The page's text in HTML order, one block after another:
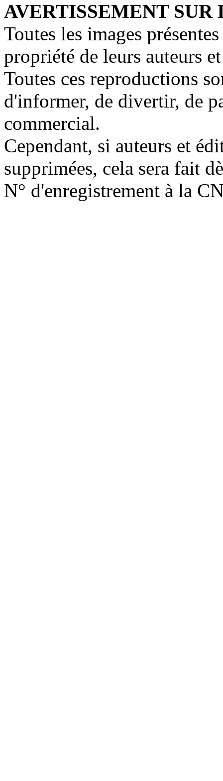
AVERTISSEMENT
Toutes les images
propriété de leurs auteurs
Toutes ces reproductions
d'informer, de divertir, de
commercial.
Cependant, si auteurs et
supprimées, cela sera fait
N° d'enregistrement à la